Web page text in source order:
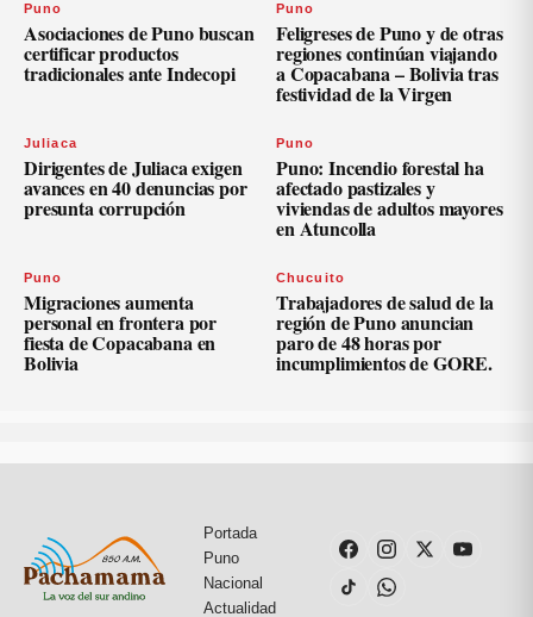
Puno
Asociaciones de Puno buscan
certificar productos
tradicionales ante Indecopi
Puno
Feligreses de Puno y de otras
regiones continúan viajando
a Copacabana – Bolivia tras
festividad de la Virgen
Juliaca
Dirigentes de Juliaca exigen
avances en 40 denuncias por
presunta corrupción
Puno
Puno: Incendio forestal ha
afectado pastizales y
viviendas de adultos mayores
en Atuncolla
Puno
Migraciones aumenta
personal en frontera por
fiesta de Copacabana en
Bolivia
Chucuito
Trabajadores de salud de la
región de Puno anuncian
paro de 48 horas por
incumplimientos de GORE.
Portada
Puno
Nacional
Actualidad